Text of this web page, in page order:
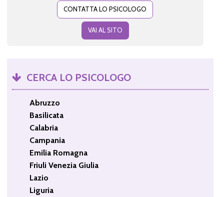
CONTATTA LO PSICOLOGO
VAI AL SITO
CERCA LO PSICOLOGO
Abruzzo
Basilicata
Calabria
Campania
Emilia Romagna
Friuli Venezia Giulia
Lazio
Liguria